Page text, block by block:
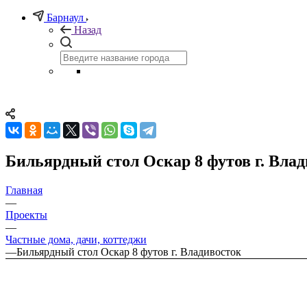
Барнаул
Назад
Бильярдный стол Оскар 8 футов г.
Главная
—
Проекты
—
Частные дома, дачи, коттеджи
—Бильярдный стол Оскар 8 футов г. Владивосток